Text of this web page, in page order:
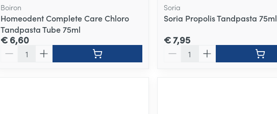
Boiron
Homeodent Complete Care Chloro
Tandpasta Tube 75ml
€ 6,60
Soria
Soria Propolis Tandpasta 75ml
€ 7,95